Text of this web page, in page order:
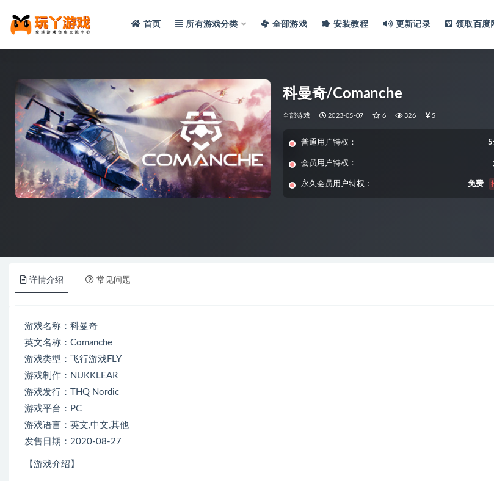
首页 所有游戏分类 全部游戏 安装教程 更新记录 领取百度
科曼奇/Comanche
全部游戏 2023-05-07 6 326 5
普通用户特权： 5
会员用户特权：
永久会员用户特权： 免费
详情介绍 常见问题
游戏名称：科曼奇
英文名称：Comanche
游戏类型：飞行游戏FLY
游戏制作：NUKKLEAR
游戏发行：THQ Nordic
游戏平台：PC
游戏语言：英文,中文,其他
发售日期：2020-08-27
【游戏介绍】